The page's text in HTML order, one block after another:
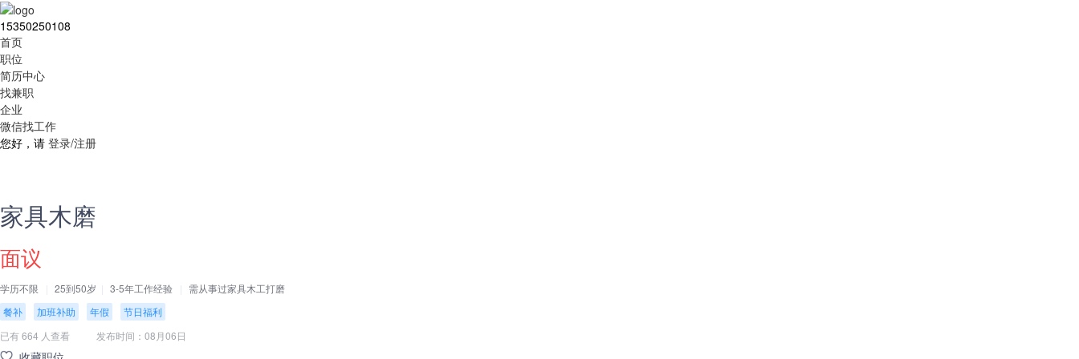
15350250108
首页
职位
简历中心
找兼职
企业
微信找工作
您好，请 登录/注册
家具木磨
面议
学历不限 25到50岁 3-5年工作经验
需从事过家具木工打磨
餐补
加班补助 年假
节日福利
已有 664 人查看
发布时间：08月06日